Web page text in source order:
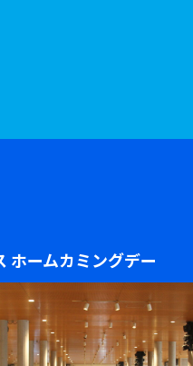
ホームカミングデー